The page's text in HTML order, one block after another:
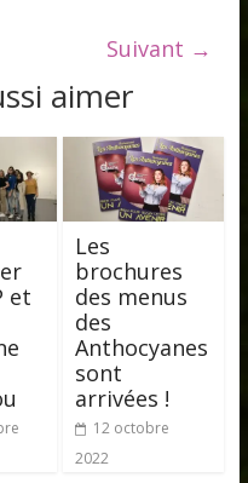
Suivant →
aimer
et
Les
brochures
des menus
des
Anthocyanes
sont
arrivées !
12 octobre
2022